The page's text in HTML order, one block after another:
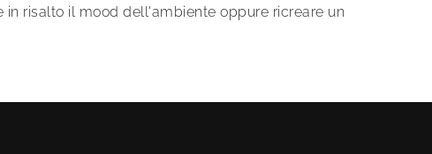
risalto il mood dell'ambiente oppure ricreare un